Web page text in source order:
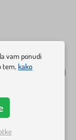
vam ponudi
tem,kako